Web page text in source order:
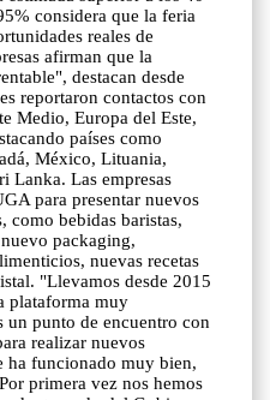
considera que la feria
reales de
afirman que la
destacan desde
reportaron contactos con
Medio, Europa del Este,
países como
México, Lituania,
Lanka. Las empresas
para presentar nuevos
como bebidas baristas,
packaging,
nuevas recetas
"Llevamos desde 2015
plataforma muy
un punto de encuentro con
realizar nuevos
ha funcionado muy bien,
primera vez nos hemos